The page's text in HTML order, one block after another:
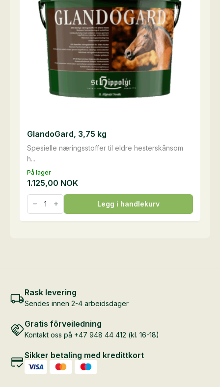
velges
produktsiden
På lager
Spesielle næringsstoffer til eldre hesterskånsom
h...
GlandoGard, 3,75 kg
1.125,00 NOK
GlandoGard,
3,75
kg
antall
Legg i handlekurv
Rask levering
Sendes innen 2-4 arbeidsdager
Gratis fôrveiledning
Kontakt oss på +47 948 44 412 (kl. 16-18)
Sikker betaling med kredittkort